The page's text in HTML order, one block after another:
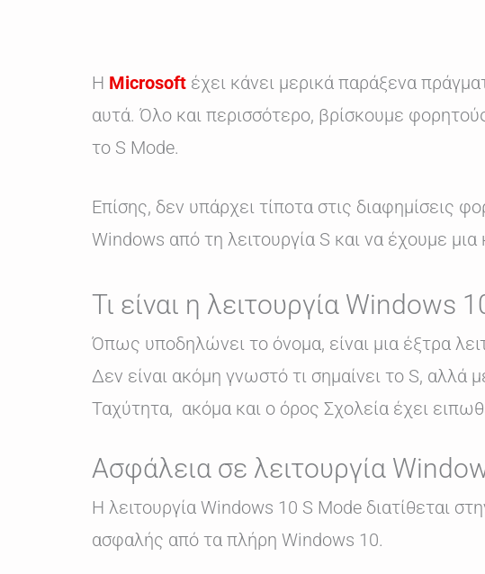
Η Microsoft έχει κάνει μερικά παράξενα
αυτά. Όλο και περισσότερο, βρίσκουμε
το S Mode.
Επίσης, δεν υπάρχει τίποτα στις
Windows από τη λειτουργία S και να έχουμε
Τι είναι η λειτουργία Windows
Όπως υποδηλώνει το όνομα, είναι μια έξτρα
Δεν είναι ακόμη γνωστό τι σημαίνει το S,
Ταχύτητα, ακόμα και ο όρος Σχολεία έχει
Ασφάλεια σε λειτουργία
Η λειτουργία Windows 10 S Mode διατίθεται
ασφαλής από τα πλήρη Windows 10.